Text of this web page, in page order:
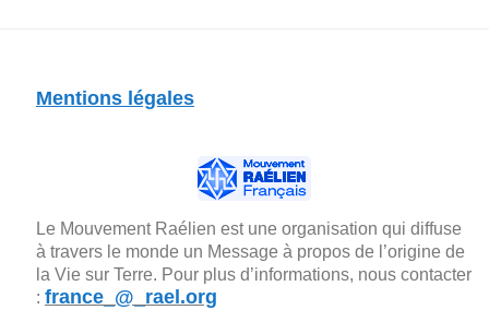
Mentions légales
Le Mouvement Raélien est une organisation qui diffuse
à travers le monde un Message à propos de l’origine de
la Vie sur Terre. Pour plus d’informations, nous contacter
: france_@_rael.org